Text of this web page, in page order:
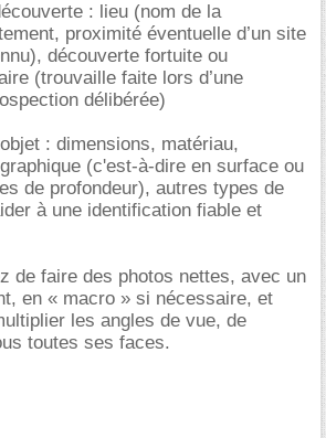
: lieu (nom de la
proximité éventuelle d’un site
découverte fortuite ou
(trouvaille faite lors d’une
délibérée)
: dimensions, matériau,
(c'est-à-dire en surface ou
de profondeur), autres types de
à une identification fiable et
de faire des photos nettes, avec un
en « macro » si nécessaire, et
les angles de vue, de
toutes ses faces.